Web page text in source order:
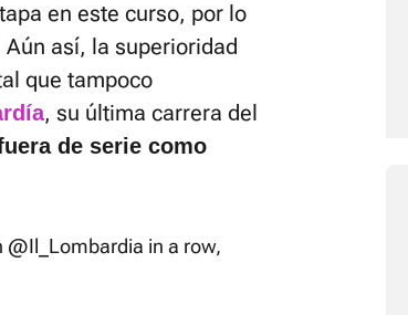
en este curso, por lo
así, la superioridad
que tampoco
, su última carrera del
de serie como
@Il_Lombardia in a row,